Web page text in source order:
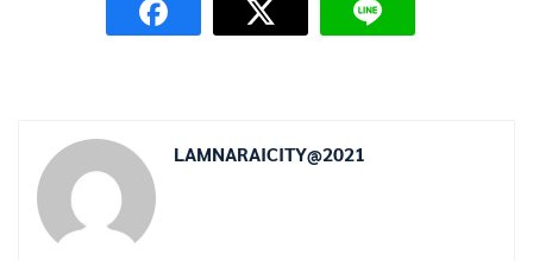
LAMNARAICITY@2021